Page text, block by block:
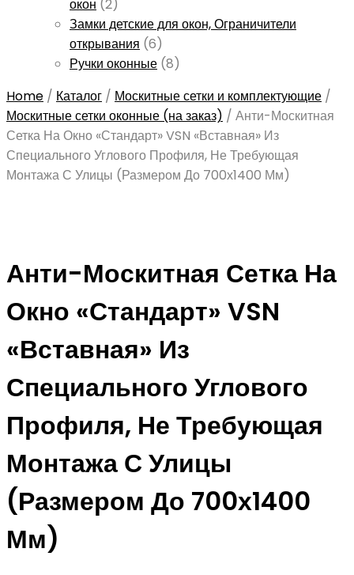
окон (2)
Замки детские для окон, Ограничители
открывания (6)
Ручки оконные (8)
Home / Каталог / Москитные сетки и комплектующие /
Москитные сетки оконные (на заказ) / Анти-Москитная
Сетка На Окно «Стандарт» VSN «Вставная» Из
Специального Углового Профиля, Не Требующая
Монтажа С Улицы (Размером До 700х1400 Мм)
Анти-Москитная Сетка На
Окно «Стандарт» VSN
«Вставная» Из
Специального Углового
Профиля, Не Требующая
Монтажа С Улицы
(Размером До 700х1400
Мм)